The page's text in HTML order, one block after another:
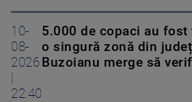
10-
08-
2026
|
22:40
5.000 de copaci au
o singură zonă din
Buzoianu merge să